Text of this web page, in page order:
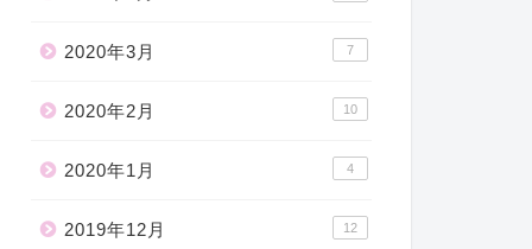
2020年3月 7
2020年2月 10
2020年1月 4
2019年12月 12